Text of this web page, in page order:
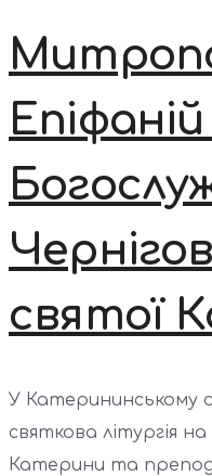
святої
У Катерининському
святкова літургія
Катерини та